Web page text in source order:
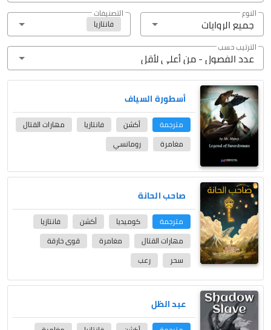
النوع
جميع الروايات
التصنيفات
فانتازيا
الترتيب حسب
عدد الفصول - من أعلى ﻷقل
أسطورة السياف
مترجمة أكشن فانتازيا
مهارات القتال
مغامرة
رومانسي
صاحب الحانة
مترجمة كوميديا أكشن
فانتازيا
مهارات القتال
مغامرة
قوى خارقة
سحر
رعب
عبد الظل